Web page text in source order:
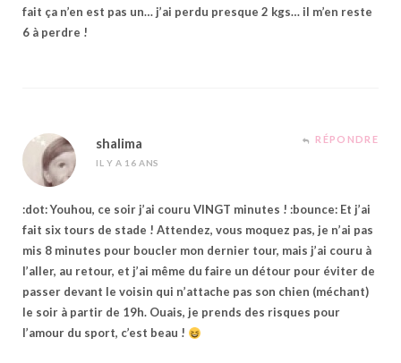
fait ça n’en est pas un… j’ai perdu presque 2 kgs… il m’en reste
6 à perdre !
shalima
IL Y A 16 ANS
RÉPONDRE
:dot: Youhou, ce soir j’ai couru VINGT minutes ! :bounce: Et j’ai
fait six tours de stade ! Attendez, vous moquez pas, je n’ai pas
mis 8 minutes pour boucler mon dernier tour, mais j’ai couru à
l’aller, au retour, et j’ai même du faire un détour pour éviter de
passer devant le voisin qui n’attache pas son chien (méchant)
le soir à partir de 19h. Ouais, je prends des risques pour
l’amour du sport, c’est beau !